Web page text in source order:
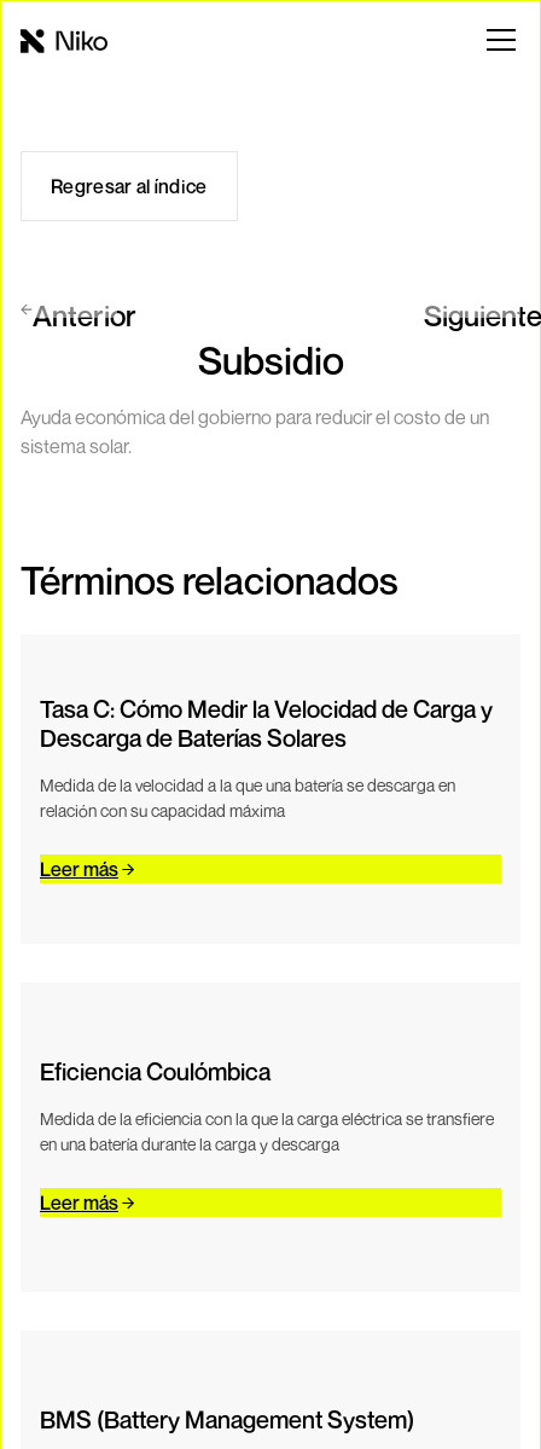
Regresar al índice
Anterior Siguiente
Subsidio
Ayuda económica del gobierno para reducir el costo de un
sistema solar.
Términos relacionados
Tasa C: Cómo Medir la Velocidad de Carga y
Descarga de Baterías Solares
Medida de la velocidad a la que una batería se descarga en
relación con su capacidad máxima
Leer más
Eficiencia Coulómbica
Medida de la eficiencia con la que la carga eléctrica se transfiere
en una batería durante la carga y descarga
Leer más
BMS (Battery Management System)